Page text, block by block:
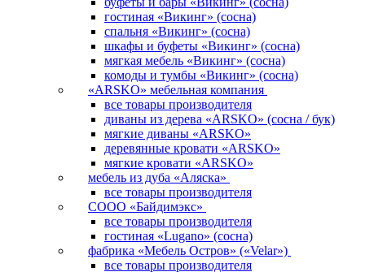
гостиная «Викинг» (сосна)
спальня «Викинг» (сосна)
шкафы и буфеты «Викинг» (сосна)
мягкая мебель «Викинг» (сосна)
комоды и тумбы «Викинг» (сосна)
«ARSKO» мебельная компания
все товары производителя
диваны из дерева «ARSKO» (сосна / бук)
мягкие диваны «ARSKO»
деревянные кровати «ARSKO»
мягкие кровати «ARSKO»
мебель из дуба «Аляска»
все товары производителя
СООО «Байдимэкс»
все товары производителя
гостиная «Lugano» (сосна)
фабрика «Мебель Остров» («Velar»)
все товары производителя